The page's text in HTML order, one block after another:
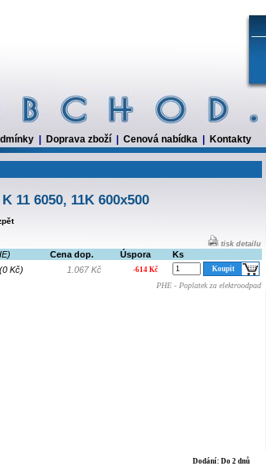
Doprava zboží Cenová nabídka Kontakty
11 6050, 11K 600x500
tisk detailu
Cena dop. Úspora
Ks
(0 Kč) 1.067 Kč -614 Kč
PHE - Poplatek za elektroodpad
Dodání: Do 2 dnů